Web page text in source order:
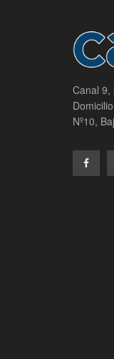
Canal 9,
Nº10,